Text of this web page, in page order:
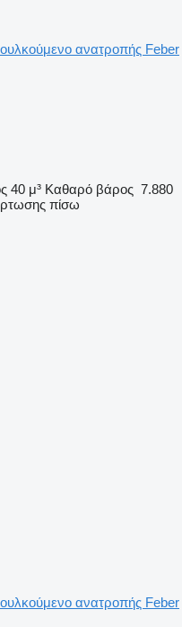
ανατροπής Feber
40 μ³ Καθαρό βάρος 7.880
πίσω
ανατροπής Feber